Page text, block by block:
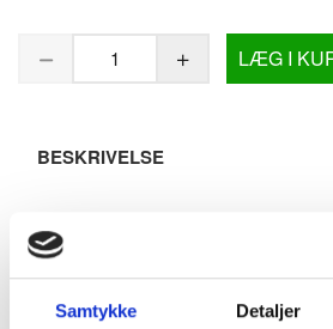
Samtykke Detaljer
LÆG I
BESKRIVELSE
Dispenser til desinfektion - lille - 0,5
- PROOX messing
stål og PVD coatet i messing. Flot